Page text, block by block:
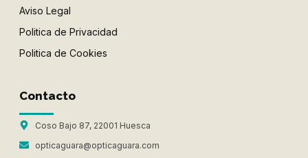
Aviso Legal
Politica de Privacidad
Politica de Cookies
Contacto
Coso Bajo 87, 22001 Huesca
opticaguara@opticaguara.com